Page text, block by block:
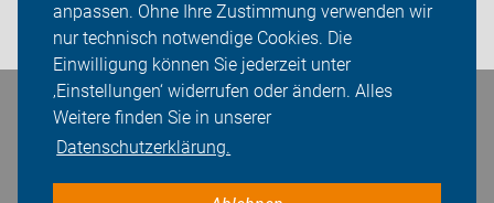
anpassen. Ohne Ihre Zustimmung verwenden wir
nur technisch notwendige Cookies. Die
Einwilligung können Sie jederzeit unter
‚Einstellungen‘ widerrufen oder ändern. Alles
Weitere finden Sie in unserer
Datenschutzerklärung.
Login
Bleiben Sie in Kontakt